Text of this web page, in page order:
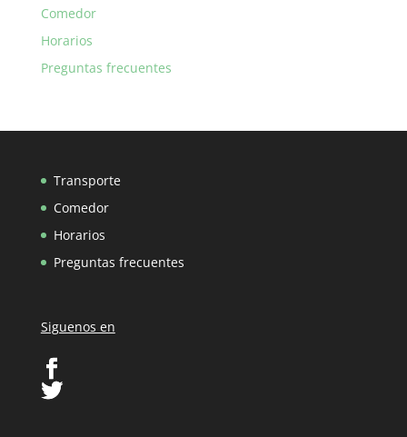
Comedor
Horarios
Preguntas frecuentes
Transporte
Comedor
Horarios
Preguntas frecuentes
Siguenos en